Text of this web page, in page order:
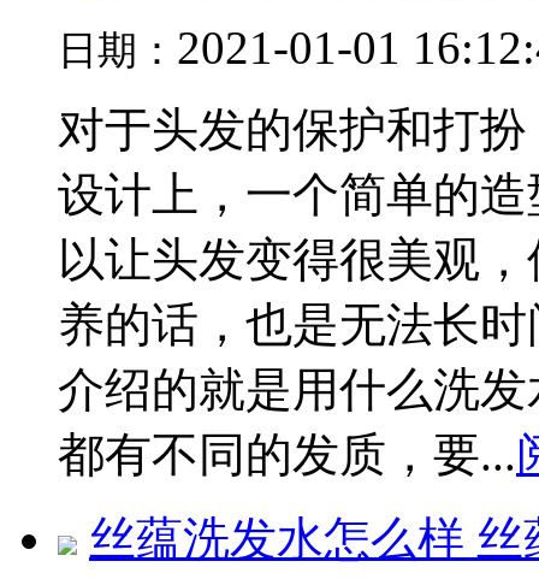
日期： 2021-01-01
对于头发的保护和打
设计上，一个简单的
以让头发变得很美观
养的话，也是无法长
介绍的就是用什么洗
都有不同的发质，要...
丝蕴洗发水怎么样